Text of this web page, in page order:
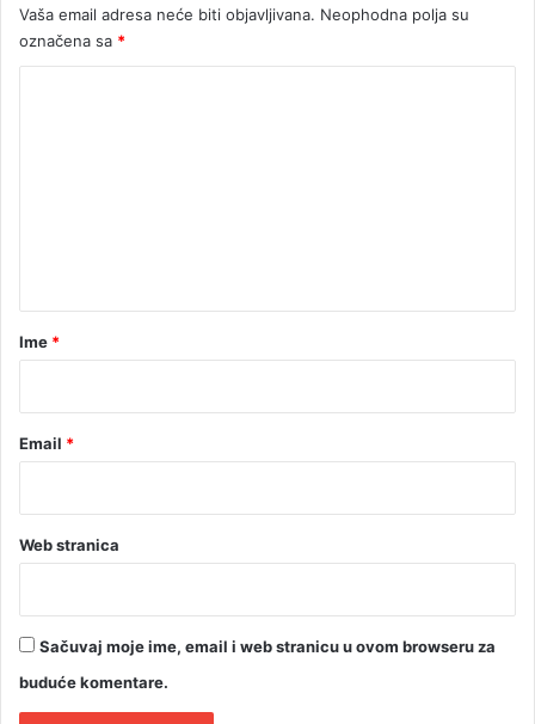
Vaša email adresa neće biti objavljivana. Neophodna polja su
označena sa *
rIme *
Email *
Web stranica
Sačuvaj moje ime, email i web stranicu u ovom browseru za
buduće komentare.